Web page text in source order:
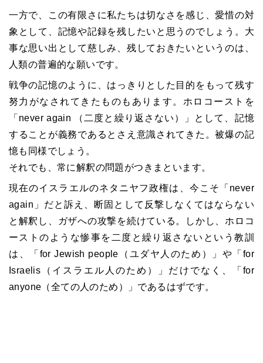
一方で、この有限さに私たちは切なさを感じ、愛惜の対
象として、記憶や記録を残したいと思うのでしょう。大
事な思い出として慈しみ、残しておきたいというのは、
人類の普遍的な願いです。
戦争の記憶のように、はっきりとした目的をもって残す
努力がなされてきたものもあります。ホロコーストを
「never again （二度と繰り返さない）」として、記憶
することが義務であるとさえ意識されてきた。被爆の記
憶も同様でしょう。
それでも、常に解釈の問題がつきまといます。
現在のイスラエルのネタニヤフ政権は、今こそ「never
again」だと訴え、断固として反撃しなくてはならない
と解釈し、ガザへの攻撃を続けている。しかし、ホロコ
ーストのような惨事を二度と繰り返さないという教訓
は、「for Jewish people（ユダヤ人のため）」や「for
Israelis（イスラエル人のため）」だけでなく、「for
anyone（全ての人のため）」であるはずです。